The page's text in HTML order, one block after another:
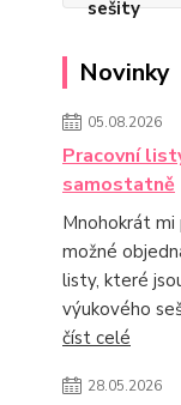
Novinky
05.08.2026
Pracovní
samostatně
Mnohokrát
možné
listy, které
výukového
číst celé
28.05.2026